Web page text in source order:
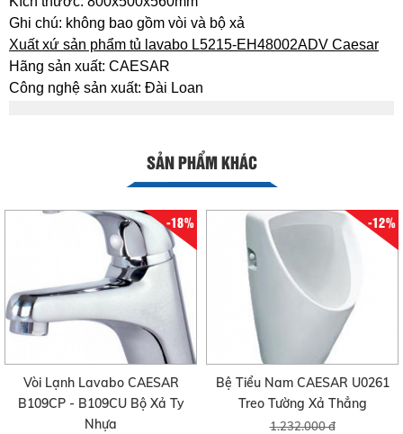
Ghi chú: không bao gồm vòi và bộ xả
Xuất xứ sản phẩm tủ lavabo L5215-EH48002ADV Caesar
Hãng sản xuất: CAESAR
Công nghệ sản xuất: Đài Loan
SẢN PHẨM KHÁC
-18%
Vòi Lạnh Lavabo CAESAR
B109CP - B109CU Bộ Xả Ty
Nhựa
-12%
Bệ Tiểu Nam CAESAR U0261
Treo Tường Xả Thẳng
1.232.000 đ